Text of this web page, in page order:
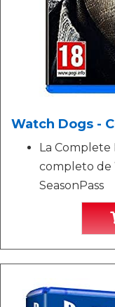
Watch Dogs -
La
completo de
SeasonPass